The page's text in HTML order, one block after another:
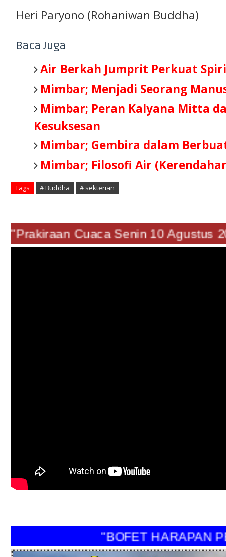
Heri Paryono (Rohaniwan Buddha)
Baca Juga
Air Berkah Jumprit Perkuat
Mimbar; Menjadi Seorang
Mimbar; Peran Kalyana Mitta
Kesuksesan
Mimbar; Gembira dalam
Mimbar; Filosofi Air
Tags # Buddha # sekterian
"Prakiraan Cuaca Senin 10
"BOFET HARAPAN